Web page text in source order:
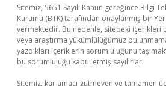
Sitemiz, 5651 Sayılı Kanun gereğince Bilgi
Kurumu (BTK) tarafından onaylanmış bir
vermektedir. Bu nedenle, sitedeki içerikleri
veya araştırma yükümlülüğümüz
yazdıkları içeriklerin sorumluluğunu
bu sorumluluğu kabul etmiş sayılırlar.
Sitemiz, kar amacı gütmeyen ve tamamen